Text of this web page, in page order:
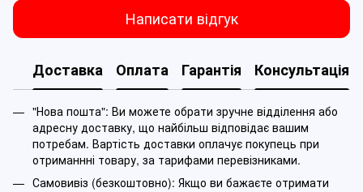
Написати відгук
Доставка Оплата Гарантія Консультація
"Нова пошта": Ви можете обрати зручне відділення або
адресну доставку, що найбільш відповідає вашим
потребам. Вартість доставки оплачує покупець при
отриманнні товару, за тарифами перевізниками.
Самовивіз (безкоштовно): Якщо ви бажаєте отримати